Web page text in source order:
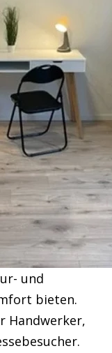
und
bieten.
Handwerker,